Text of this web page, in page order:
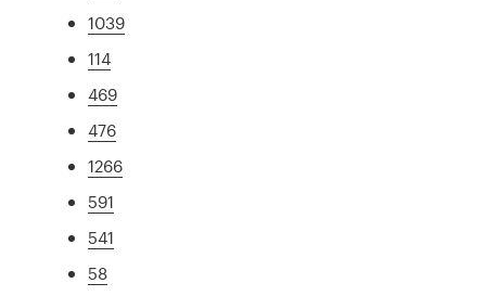
1039
114
469
476
1266
591
541
58